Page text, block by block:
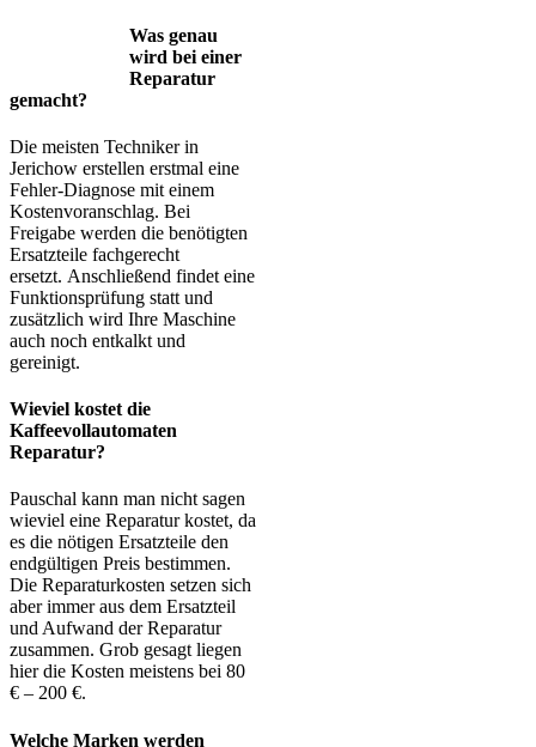
Was genau
wird bei einer
Reparatur
gemacht?
Die meisten Techniker in
Jerichow erstellen erstmal eine
Fehler-Diagnose mit einem
Kostenvoranschlag. Bei
Freigabe werden die benötigten
Ersatzteile fachgerecht
ersetzt. Anschließend findet eine
Funktionsprüfung statt und
zusätzlich wird Ihre Maschine
auch noch entkalkt und
gereinigt.
Wieviel kostet die
Kaffeevollautomaten
Reparatur?
Pauschal kann man nicht sagen
wieviel eine Reparatur kostet, da
es die nötigen Ersatzteile den
endgültigen Preis bestimmen.
Die Reparaturkosten setzen sich
aber immer aus dem Ersatzteil
und Aufwand der Reparatur
zusammen. Grob gesagt liegen
hier die Kosten meistens bei 80
€ – 200 €.
Welche Marken werden